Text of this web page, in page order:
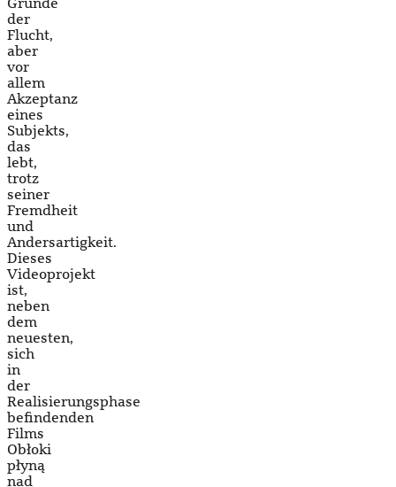
Gründe
der
Flucht,
aber
vor
allem
Akzeptanz
eines
Subjekts,
das
lebt,
trotz
seiner
Fremdheit
und
Andersartigkeit.
Dieses
Videoprojekt
ist,
neben
dem
neuesten,
sich
in
der
Realisierungsphase
befindenden
Films
Obłoki
płyną
nad